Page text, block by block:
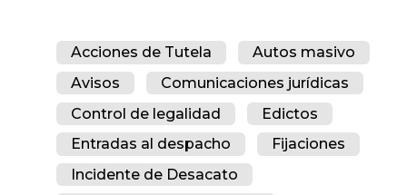
Acciones de Tutela
Autos masivo
Avisos
Comunicaciones jurídicas
Control de legalidad
Edictos
Entradas al despacho
Fijaciones
Incidente de Desacato